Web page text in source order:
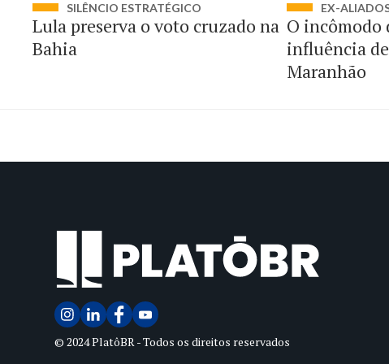
SILÊNCIO ESTRATÉGICO
Lula preserva o voto cruzado na
Bahia
EX-
O incômodo
influência
Maranhão
© 2024 PlatôBR - Todos os direitos reservados